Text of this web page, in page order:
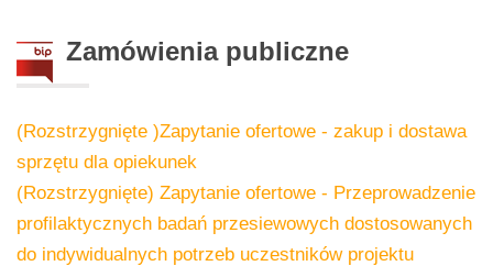
Zamówieniapubliczne
(Rozstrzygnięte )Zapytanie ofertowe - zakup i dostawa
sprzętu dla opiekunek
(Rozstrzygnięte) Zapytanie ofertowe - Przeprowadzenie
profilaktycznych badań przesiewowych dostosowanych
do indywidualnych potrzeb uczestników projektu